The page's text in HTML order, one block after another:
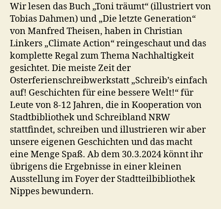
Wir lesen das Buch „Toni träumt“ (illustriert von
Tobias Dahmen) und „Die letzte Generation“
von Manfred Theisen, haben in Christian
Linkers „Climate Action“ reingeschaut und das
komplette Regal zum Thema Nachhaltigkeit
gesichtet. Die meiste Zeit der
Osterferienschreibwerkstatt „Schreib’s einfach
auf! Geschichten für eine bessere Welt!“ für
Leute von 8-12 Jahren, die in Kooperation von
Stadtbibliothek und Schreibland NRW
stattfindet, schreiben und illustrieren wir aber
unsere eigenen Geschichten und das macht
eine Menge Spaß. Ab dem 30.3.2024 könnt ihr
übrigens die Ergebnisse in einer kleinen
Ausstellung im Foyer der Stadtteilbibliothek
Nippes bewundern.